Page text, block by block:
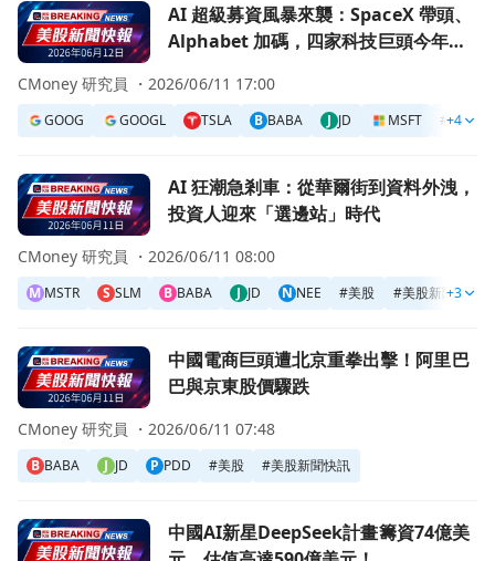
前往AI 超級募資風暴來襲：SpaceX 帶頭、Alphabet 加碼，
AI 超級募資風暴來襲：SpaceX 帶頭、
Alphabet 加碼，四家科技巨頭今年恐
GOOG GOOGL TSLA B BABA J JD MSFT #美股
+4
CMoney 研究員 ・2026/06/11 17:00
前往AI 狂潮急剎車：從華爾街到資料外洩，投資人迎來「選
AI 狂潮急剎車：從華爾街到資料外洩，
投資人迎來「選邊站」時代
M MSTR S SLM B BABA J JD N NEE #美股 #美股新聞快訊
+3
CMoney 研究員 ・2026/06/11 08:00
前往中國電商巨頭遭北京重拳出擊！阿里巴巴與京東股價驟
中國電商巨頭遭北京重拳出擊！阿里巴
巴與京東股價驟跌
B BABA J JD P PDD #美股 #美股新聞快訊
CMoney 研究員 ・2026/06/11 07:48
前往中國AI新星DeepSeek計畫籌資74億美元，估值高達590
中國AI新星DeepSeek計畫籌資74億美